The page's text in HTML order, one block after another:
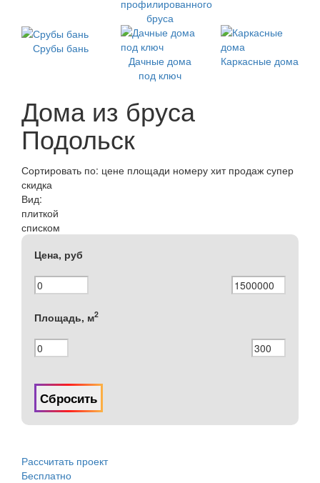
профилированного
бруса
Срубы бань
Дачные дома
под ключ
Каркасные дома
Дома из бруса
Подольск
Сортировать по: цене площади номеру хит продаж супер
скидка
Вид:
плиткой
списком
Цена, руб
Площадь, м2
Сбросить
Рассчитать проект
Бесплатно